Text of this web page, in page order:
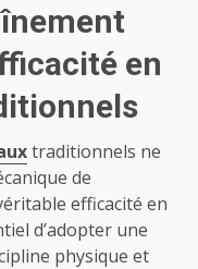
en
traditionnels ne
de
efficacité en
d’adopter une
physique et